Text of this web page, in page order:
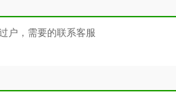
户，需要的联系客服